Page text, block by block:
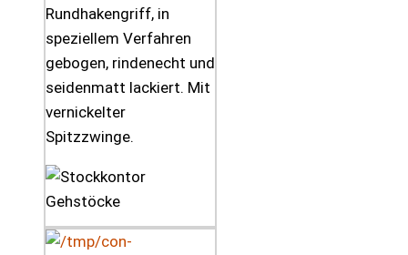
Rundhakengriff, in
speziellem Verfahren
gebogen, rindenecht und
seidenmatt lackiert. Mit
vernickelter
Spitzzwinge.